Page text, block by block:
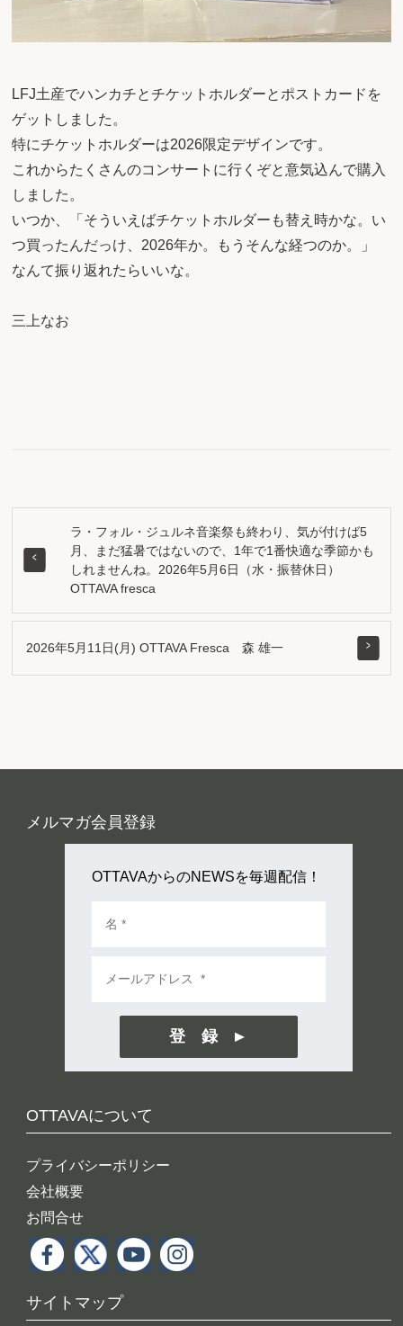
LFJ土産でハンカチとチケットホルダーとポストカードを
ゲットしました。
特にチケットホルダーは2026限定デザインです。
これからたくさんのコンサートに行くぞと意気込んで購入
しました。
いつか、「そういえばチケットホルダーも替え時かな。い
つ買ったんだっけ、2026年か。もうそんな経つのか。」
なんて振り返れたらいいな。
三上なお
ラ・フォル・ジュルネ音楽祭も終わり、気が付けば5
月、まだ猛暑ではないので、1年で1番快適な季節かも
しれませんね。2026年5月6日（水・振替休日）
OTTAVA fresca
2026年5月11日(月) OTTAVA Fresca 森 雄一
OTTAVAについて
プライバシーポリシー
会社概要
お問合せ
サイトマップ
メルマガ会員登録
OTTAVAからのNEWSを毎週配信！
登 録